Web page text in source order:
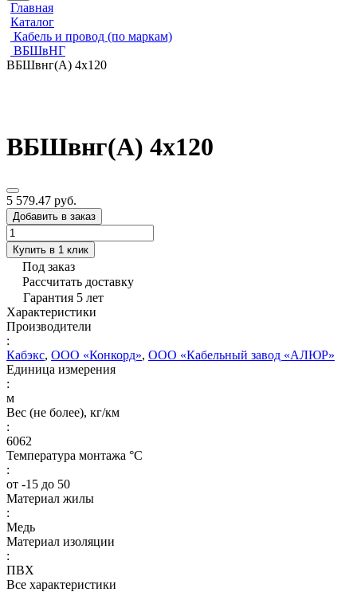
Главная
Каталог
Кабель и провод (по маркам)
ВБШвНГ
ВБШвнг(А) 4х120
ВБШвнг(А) 4х120
5 579.47 руб.
Добавить в заказ
Купить в 1 клик
Под заказ
Рассчитать доставку
Гарантия 5 лет
Характеристики
Производители
:
Кабэкс, ООО «Конкорд», ООО «Кабельный завод «АЛЮР»
Единица измерения
:
м
Вес (не более), кг/км
:
6062
Температура монтажа °C
:
от -15 до 50
Материал жилы
:
Медь
Материал изоляции
:
ПВХ
Все характеристики